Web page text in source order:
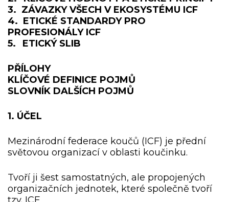
3. ZÁVAZKY VŠECH V EKOSYSTÉMU ICF
4. ETICKÉ STANDARDY PRO
PROFESIONÁLY ICF
5.
ETICKÝ SLIB
PŘÍLOHY
KLÍČOVÉ DEFINICE POJMŮ
SLOVNÍK DALŠÍCH POJMŮ
1. ÚČEL
Mezinárodní federace koučů (ICF) je přední
světovou organizací v oblasti koučinku.
Tvoří ji šest samostatných, ale propojených
organizačních jednotek, které společně tvoří